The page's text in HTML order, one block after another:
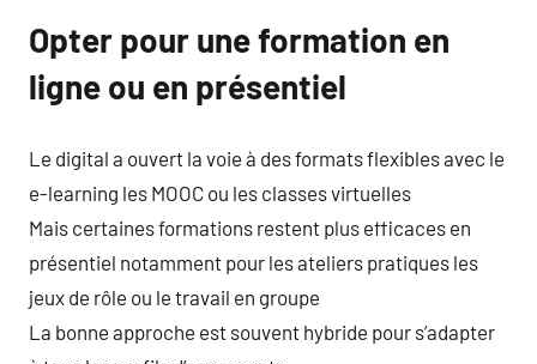
Opter pour une formation en
ligne ou en présentiel
Le digital a ouvert la voie à des formats flexibles avec le
e-learning les MOOC ou les classes virtuelles
Mais certaines formations restent plus efficaces en
présentiel notamment pour les ateliers pratiques les
jeux de rôle ou le travail en groupe
La bonne approche est souvent hybride pour s’adapter